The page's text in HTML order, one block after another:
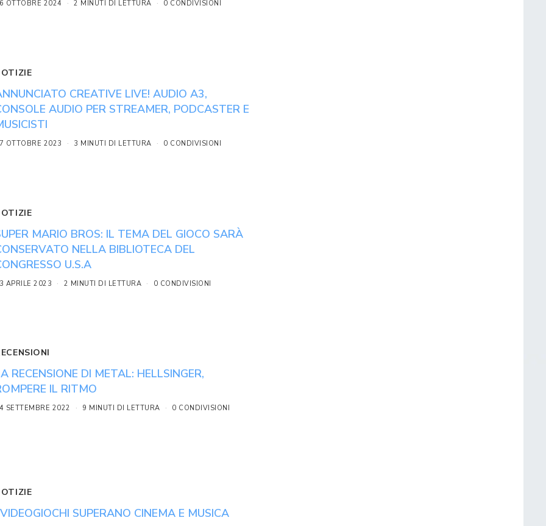
OTTOBRE 2024 2 MINUTI DI LETTURA 0 CONDIVISIONI
CREATIVE LIVE! AUDIO A3,
AUDIO PER STREAMER, PODCASTER E
OTTOBRE 2023 3 MINUTI DI LETTURA 0 CONDIVISIONI
MARIO BROS: IL TEMA DEL GIOCO SARÀ
NELLA BIBLIOTECA DEL
U.S.A
APRILE 2023 2 MINUTI DI LETTURA 0 CONDIVISIONI
RECENSIONE DI METAL: HELLSINGER,
IL RITMO
SETTEMBRE 2022 9 MINUTI DI LETTURA 0 CONDIVISIONI
SUPERANO CINEMA E MUSICA